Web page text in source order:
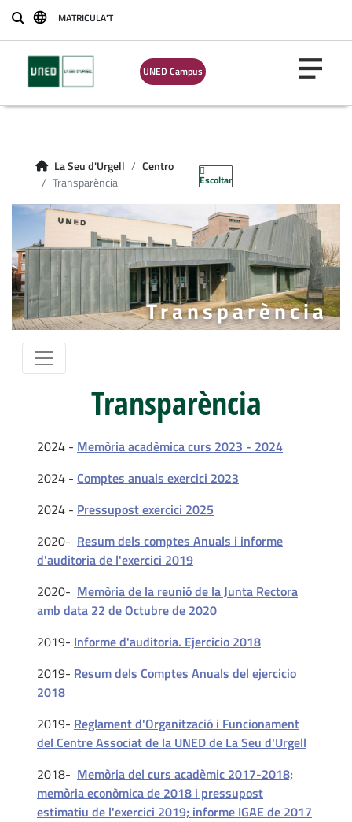
BuscarMATRICULA'T
UNED Campus
La Seu d'Urgell
Centro
Transparència
Escoltar
Transparència
Transparència
2024 - Memòria acadèmica curs 2023 - 2024
2024 - Comptes anuals exercici 2023
2024 - Pressupost exercici 2025
2020- Resum dels comptes Anuals i informe
d'auditoria de l'exercici 2019
2020- Memòria de la reunió de la Junta Rectora
amb data 22 de Octubre de 2020
2019- Informe d'auditoria. Ejercicio 2018
2019- Resum dels Comptes Anuals del ejercicio
2018
2019- Reglament d'Organització i Funcionament
del Centre Associat de la UNED de La Seu d'Urgell
2018- Memòria del curs acadèmic 2017-2018;
memòria econòmica de 2018 i pressupost
estimatiu de l'exercici 2019; informe IGAE de 2017